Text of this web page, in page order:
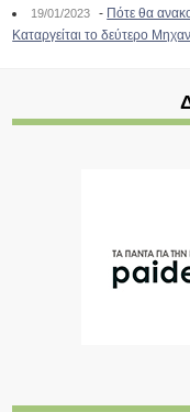
19/01/2023 - Πότε θα
Καταργείται το δεύτερο